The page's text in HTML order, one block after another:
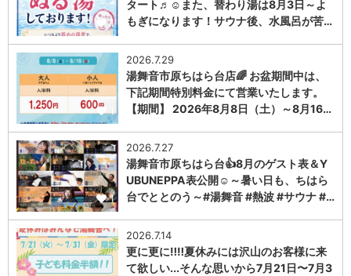
1
タート♬☺また、替わり湯は8月3日～よ
もぎになります！サウナ後、水風呂が苦…
1
2026.7.29
湯舞音市原ちはら台店🌈 お盆期間中は、
下記期間特別料金にて営業いたします。
【期間】 2026年8月8日（土）～8月16…
1
2026.7.27
湯舞音市原ちはら台👍8月のゲスト表＆Y
UBUNEPPA表公開☺～暑い日も、ちはら
台でととのう～#湯舞音 #熱波 #サウナ #…
2026.7.14
更に更に‼️‼️夏休みには沢山のお客様に来
て欲しい...そんな思いから7月21日〜7月3